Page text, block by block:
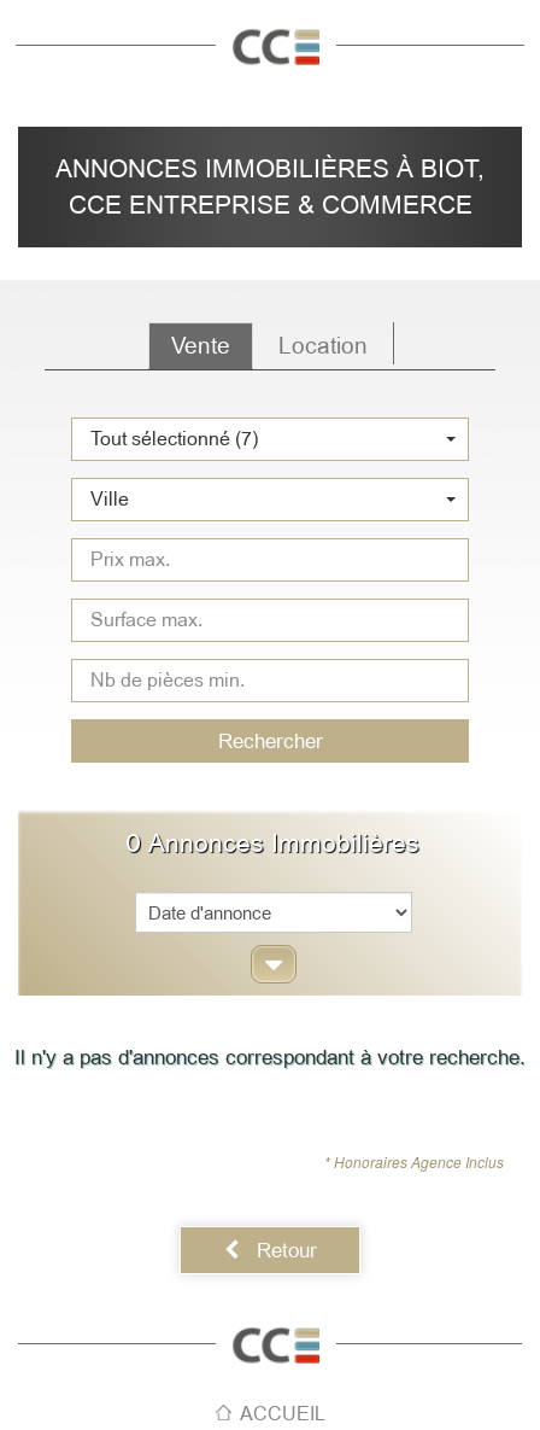
ANNONCES IMMOBILIÈRES À BIOT,
CCE ENTREPRISE & COMMERCE
Vente Location
Type
bien
Tout sélectionné (7)
Ville
Rechercher
0Annonces Immobilières
Il n'y a pas d'annonces correspondant à votre recherche.
* Honoraires Agence Inclus
Retour
ACCUEIL